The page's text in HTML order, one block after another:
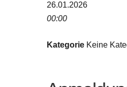
26.01.2026
00:00
Kategorie Keine